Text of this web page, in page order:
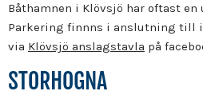
Båthamnen i Klövsjö har oftast en
Parkering finnns i anslutning till
via Klövsjö anslagstavla på
STORHOGNA